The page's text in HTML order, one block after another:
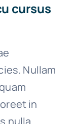
cursus
Nullam
in
nulla.